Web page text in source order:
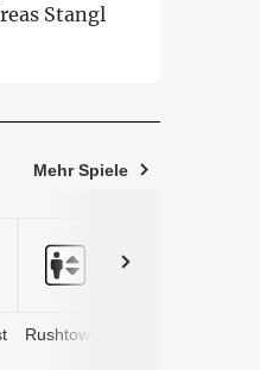
Stangl
Mehr Spiele
Rushtower